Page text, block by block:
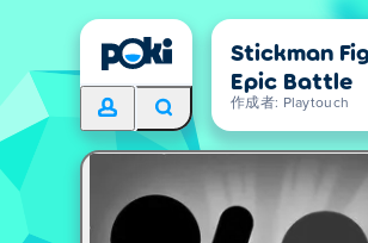
Stickman
Epic Battle
作成者: Playtouch